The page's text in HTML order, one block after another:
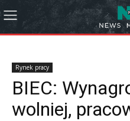
Rynek pracy
BIEC:
wolniej,